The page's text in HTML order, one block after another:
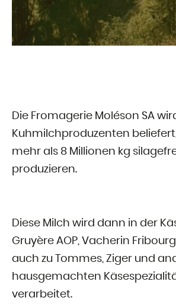
Die Fromagerie Moléson SA
Kuhmilchproduzenten
mehr als 8 Millionen kg
produzieren.
Diese Milch wird dann in der
Gruyère AOP, Vacherin
auch zu Tommes, Ziger und
hausgemachten
verarbeitet.